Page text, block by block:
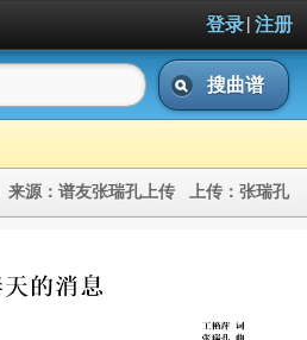
登录| 注册
搜曲谱
来源： 谱友张瑞孔上传 上传： 张瑞孔